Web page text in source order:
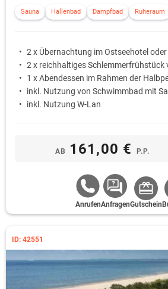
Sauna Hallenbad Dampfbad Ruheraum
2 x Übernachtung im Ostseehotel oder
2 x reichhaltiges Schlemmerfrühstück
1 x Abendessen im Rahmen der
inkl. Nutzung von Schwimmbad mit
inkl. Nutzung W-Lan
AB 161,00 € P.P.
AnrufenAnfragenGutschein
ID: 42551